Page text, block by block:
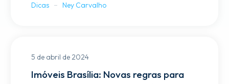
Dicas Ney Carvalho
5 de abril de 2024
Imóveis Brasília: Novas regras para